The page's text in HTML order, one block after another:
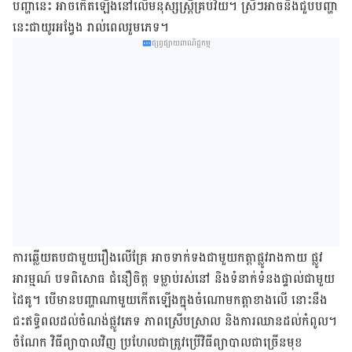
បញ្ហា​នេះ​ អាច​កើត​ឡើង​នៅ​លើ​មនុស្ស​ស្ត្រីគ្រប់​វ័យ។ ស្រីៗ​អាច​នឹង​ជួប​បញ្ហា​
នេះ​ជា​យូរ​អង្វែង ​រាល់​ពេលរួម​ភេទ។
ផ្សព្វផ្សាយពាណិជ្ជកម្ម
ការ​ឆ្លើយ​តប​ជាមួយ​​រឿង​លើ​គ្រែ​ អាច​ទាក់​ទង​ជាមួយ​កត្តា​ផ្លូវ​រាង​កាយ ផ្លូវ​
អារម្មណ៍ បទ​ពិសោធ ជំនឿចិត្ត ទម្លាប់​​រស់​នៅ និង​ទំនាក់​ទំនងផ្ទាល់​ជា​មួយ​
ដៃ​គូ។ បើ​មាន​បញ្ហា​ណា​មួយ​កើត​ឡើង​ក្នុង​ចំណោម​កត្តា​​ខាង​លើ នោះ​​នឹង​
ជះ​ឥទ្ធិពល​ដល់​ចំណង់​ផ្លូវ​ភេទ ភាព​ស្រើប​ស្រាល និង​ការ​ឈាន​ដល់​កំពូល​។
ចំណែក វិធី​​ព្យាបាល​វិញ ប្រហែល​ជា​ត្រូវ​ប្រើ​វិធី​ព្យាបាល​ជា​ច្រើន​មុខ